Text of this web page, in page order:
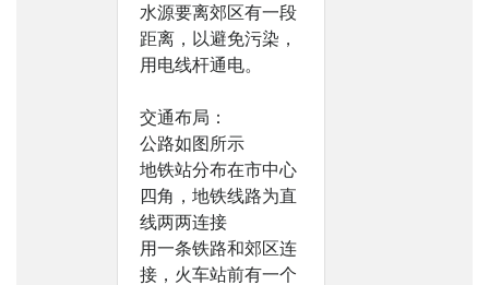
水源要离郊区有一段
距离，以避免污染，
用电线杆通电。
交通布局：
公路如图所示
地铁站分布在市中心
四角，地铁线路为直
线两两连接
用一条铁路和郊区连
接，火车站前有一个